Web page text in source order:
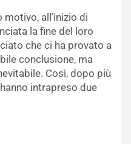
all’inizio di
la fine del loro
che ci ha provato a
conclusione, ma
Così, dopo più
intrapreso due